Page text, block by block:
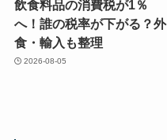
飲食料品の消費税が1％
へ！誰の税率が下がる？外
食・輸入も整理
2026-08-05